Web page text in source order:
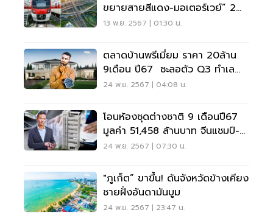
ขยายสายสีแดง-มอเตอร์เวย์” 2
สาย
13 พ.ย. 2567 | 01:30 น.
ตลาดบ้านพรีเมี่ยม ราคา 20ล้าน
9เดือน ปี67 ชะลอตัว Q3 ทำเล
24 พ.ย. 2567 | 04:08 น.
โอนห้องชุดต่างชาติ 9 เดือนปี67
มูลค่า 51,458 ล้านบาท จีนแชมป์-
เมียนมาแรง
24 พ.ย. 2567 | 07:30 น.
"ภูเก็ต” ขาขึ้น! ดันจังหวัดข้างเคียง
ชายฝั่งอันดามันบูม
24 พ.ย. 2567 | 23:47 น.